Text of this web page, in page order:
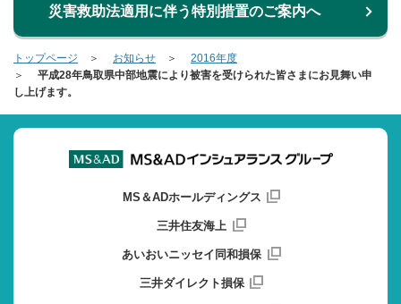
災害救助法適用に伴う特別措置のご案内へ
トップページ お知らせ
2016年度
平成28年鳥取県中部地震により被害を受けられた皆さまにお見舞い申
し上げます。
MS＆ADホールディングス
三井住友海上
あいおいニッセイ同和損保
三井ダイレクト損保